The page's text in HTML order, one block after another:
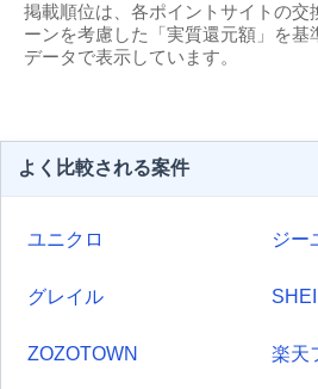
掲載順位は、各ポイントサイトの交
ーンを考慮した「実質還元額」を基
データで表示しています。
よく比較される案件
ユニクロ ジー
グレイル
ZOZOTOWN 楽天